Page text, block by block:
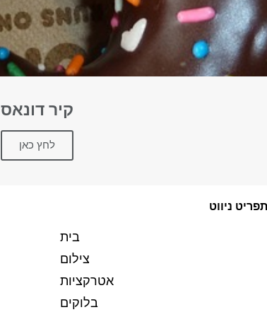
קיר דונאס
לחץ כאן
תפריט ניווט
בית
צילום
אטרקציות
בלוקים